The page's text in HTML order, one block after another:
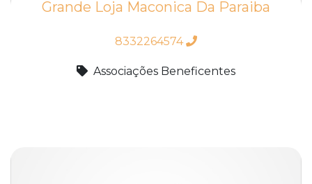
Grande Loja Maconica Da Paraiba
8332264574
Associações Beneficentes